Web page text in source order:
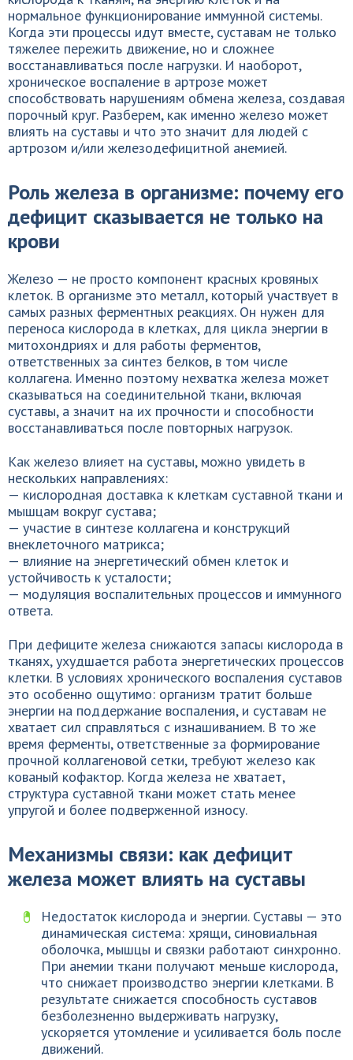
нормальное функционирование иммунной системы.
Когда эти процессы идут вместе, суставам не только
тяжелее пережить движение, но и сложнее
восстанавливаться после нагрузки. И наоборот,
хроническое воспаление в артрозе может
способствовать нарушениям обмена железа, создавая
порочный круг. Разберем, как именно железо может
влиять на суставы и что это значит для людей с
артрозом и/или железодефицитной анемией.
Роль железа в организме: почему его
дефицит сказывается не только на
крови
Железо — не просто компонент красных кровяных
клеток. В организме это металл, который участвует в
самых разных ферментных реакциях. Он нужен для
переноса кислорода в клетках, для цикла энергии в
митохондриях и для работы ферментов,
ответственных за синтез белков, в том числе
коллагена. Именно поэтому нехватка железа может
сказываться на соединительной ткани, включая
суставы, а значит на их прочности и способности
восстанавливаться после повторных нагрузок.
Как железо влияет на суставы, можно увидеть в
нескольких направлениях:
— кислородная доставка к клеткам суставной ткани и
мышцам вокруг сустава;
— участие в синтезе коллагена и конструкций
внеклеточного матрикса;
— влияние на энергетический обмен клеток и
устойчивость к усталости;
— модуляция воспалительных процессов и иммунного
ответа.
При дефиците железа снижаются запасы кислорода в
тканях, ухудшается работа энергетических процессов
клетки. В условиях хронического воспаления суставов
это особенно ощутимо: организм тратит больше
энергии на поддержание воспаления, и суставам не
хватает сил справляться с изнашиванием. В то же
время ферменты, ответственные за формирование
прочной коллагеновой сетки, требуют железо как
кованый кофактор. Когда железа не хватает,
структура суставной ткани может стать менее
упругой и более подверженной износу.
Механизмы связи: как дефицит
железа может влиять на суставы
Недостаток кислорода и энергии. Суставы — это
динамическая система: хрящи, синовиальная
оболочка, мышцы и связки работают синхронно.
При анемии ткани получают меньше кислорода,
что снижает производство энергии клетками. В
результате снижается способность суставов
безболезненно выдерживать нагрузку,
ускоряется утомление и усиливается боль после
движений.